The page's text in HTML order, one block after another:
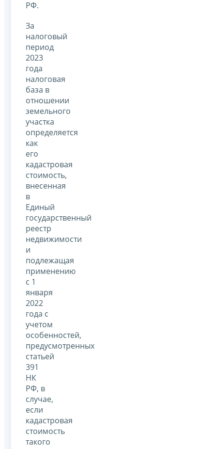
РФ.
За
налоговый
период
2023
года
налоговая
база в
отношении
земельного
участка
определяется
как
его
кадастровая
стоимость,
внесенная
в
Единый
государственный
реестр
недвижимости
и
подлежащая
применению
с 1
января
2022
года с
учетом
особенностей,
предусмотренных
статьей
391
НК
РФ, в
случае,
если
кадастровая
стоимость
такого